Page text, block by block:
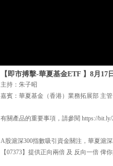
【即市搏擊-華夏基金ETF 】8月17
主持：朱子昭
嘉賓：華夏基金（香港）業務拓展部 主
有關產品的重要事項，請參閱 https://bit.ly/
A股滬深300指數吸引資金關注，華夏滬
【07373】提供正向兩倍 及 反向一倍 俾你